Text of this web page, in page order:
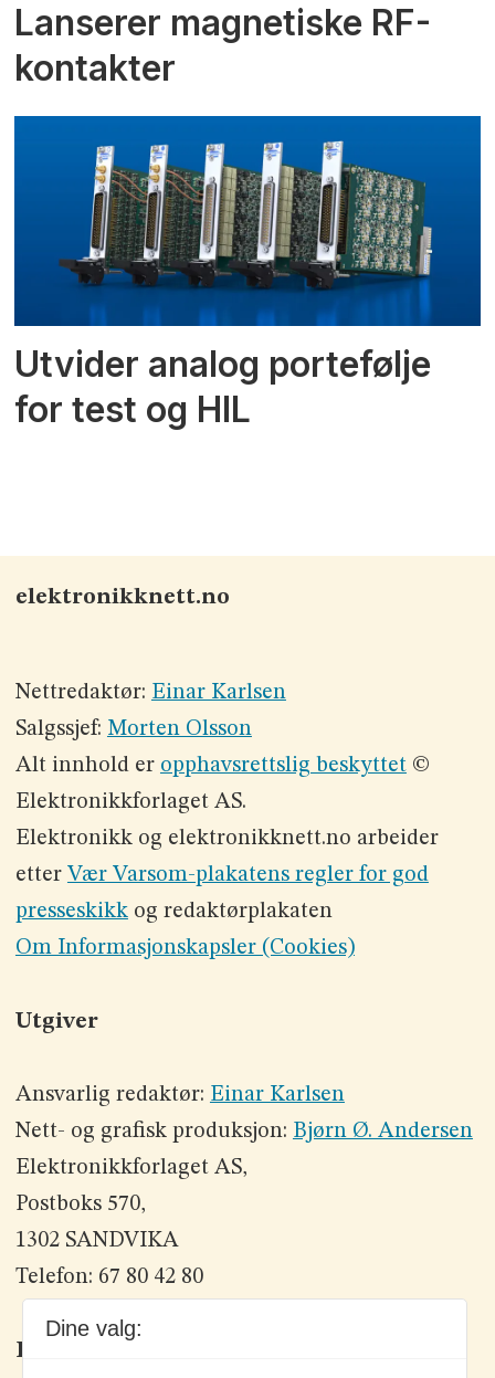
Lanserer magnetiske RF-
kontakter
Utvider analog portefølje
for test og HIL
elektronikknett.no
Nettredaktør: Einar Karlsen
Salgssjef: Morten Olsson
Alt innhold er opphavsrettslig beskyttet©
Elektronikkforlaget AS.
Elektronikk og elektronikknett.no arbeider
etter Vær Varsom-plakatens regler for god
presseskikkog redaktørplakaten
Om Informasjonskapsler (Cookies)
Utgiver
Ansvarlig redaktør: Einar Karlsen
Nett- og grafisk produksjon: Bjørn Ø. Andersen
Elektronikkforlaget AS,
Postboks 570,
1302 SANDVIKA
Telefon: 67 80 42 80
Kontakt oss
Dine valg: